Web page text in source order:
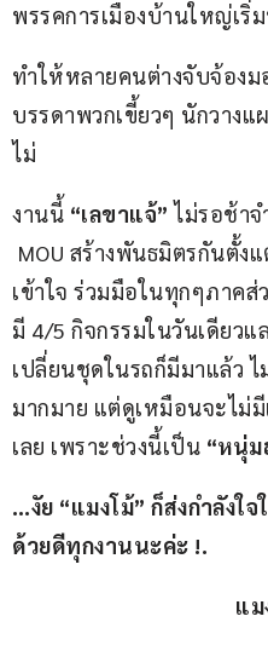
พรรคการเมืองบ้านใหญ่เริ่
ทำให้หลายคนต่างจับจ้องม
บรรดาพวกเขี้ยวๆ นักวาง
ไม่
งานนี้ “เลขาแจ้” ไม่รอช้า
MOU สร้างพันธมิตรกันตั้ง
เข้าใจ ร่วมมือในทุกๆภาค
มี 4/5 กิจกรรมในวันเดียว
เปลี่ยนชุดในรถก็มีมาแล้ว
มากมาย แต่ดูเหมือนจะไม่
เลย เพราะช่วงนี้เป็น “หนุ่ม
…งัย “แมงโม้” ก็ส่งกำลังใ
ด้วยดีทุกงานนะค่ะ !.
แม